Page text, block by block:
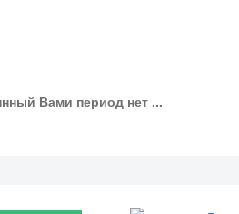
Вами период нет ...